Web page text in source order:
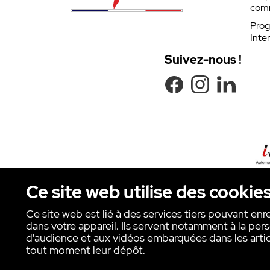
Ce site web utilise des
Ce site web est lié à des services tiers pouvant
dans votre appareil. Ils servent notamment à la
d'audience et aux vidéos embarquées dans les
tout moment leur dépôt.
Suivez-nous !
Copyright © INTER ACTION 2026